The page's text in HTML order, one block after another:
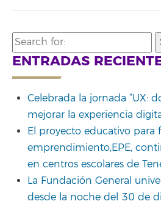
Search
for:
ENTRADAS
Celebrada la jornada “UX:
mejorar la experiencia
El proyecto educativo para
emprendimiento,EPE,
en centros escolares de
La Fundación General
desde la noche del 30 de